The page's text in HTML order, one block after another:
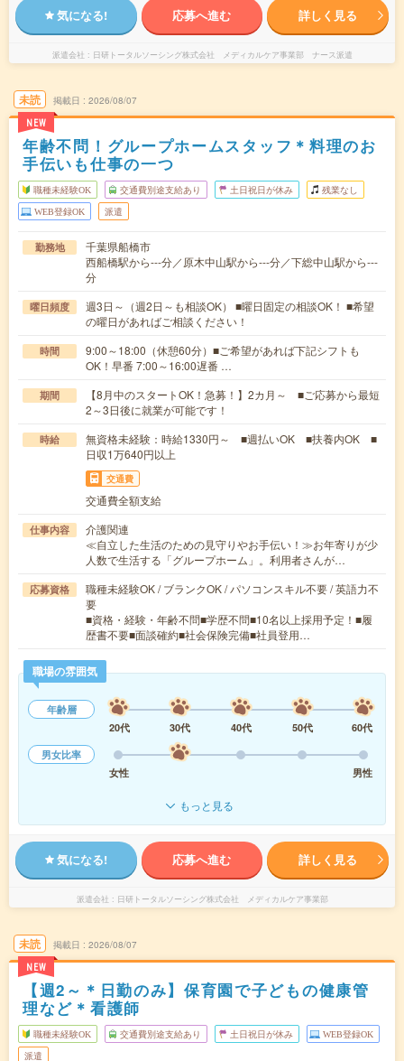
気になる! 応募へ進む 詳しく見る
派遣会社 日研トータルソーシング株式会社 メディカルケア事業部 ナース派遣
未読
NEW
掲載日 2026/08/07
年齢不問！グループホームスタッフ＊料理のお
手伝いも仕事の一つ
職種未経験OK 交通費別途支給あり 土日祝日が休み 残業なし
WEB登録OK 派遣
勤務地
千葉県船橋市
西船橋駅から---分／原木中山駅から---分／下総中山駅から---
分
曜日頻度
週3日～（週2日～も相談OK） ■曜日固定の相談OK！ ■希望
の曜日があればご相談ください！
時間
9:00～18:00（休憩60分）■ご希望があれば下記シフトも
OK！早番 7:00～16:00遅番 …
期間
【8月中のスタートOK！急募！】2カ月～ ■ご応募から最短
2～3日後に就業が可能です！
時給
無資格未経験：時給1330円～ ■週払いOK ■扶養内OK ■
日収1万640円以上
交通費
交通費全額支給
仕事内容
介護関連
≪自立した生活のための見守りやお手伝い！≫お年寄りが少
人数で生活する「グループホーム」。利用者さんが…
応募資格
職種未経験OK / ブランクOK / パソコンスキル不要 / 英語力不
要
■資格・経験・年齢不問■学歴不問■10名以上採用予定！■履
歴書不要■面談確約■社会保険完備■社員登用…
職場の雰囲気
年齢層
20代
30代 40代 50代
60代
男女比率
女性
男性
もっと見る
気になる! 応募へ進む 詳しく見る
派遣会社 日研トータルソーシング株式会社 メディカルケア事業部
未読
NEW
掲載日 2026/08/07
【週2～＊日勤のみ】保育園で子どもの健康管
理など＊看護師
職種未経験OK 交通費別途支給あり 土日祝日が休み WEB登録OK
派遣